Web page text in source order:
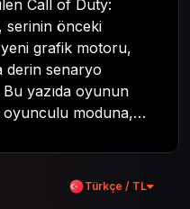
Call of Duty:
serinin önceki
yeni grafik motoru,
derin senaryo
Bu yazıda oyunun
oyunculu moduna,
Tüm
evreninin
hediye kartı
Türkçe / TL